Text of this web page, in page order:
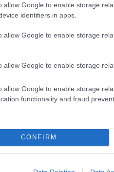
allow Google to enable storage
identifiers in apps.
allow Google to enable storage
allow Google to enable storage
allow Google to enable storage
functionality and fraud
CONFIRM
μόνο στα λόγια και επειδή οι
Coolcation: Τι είναι η